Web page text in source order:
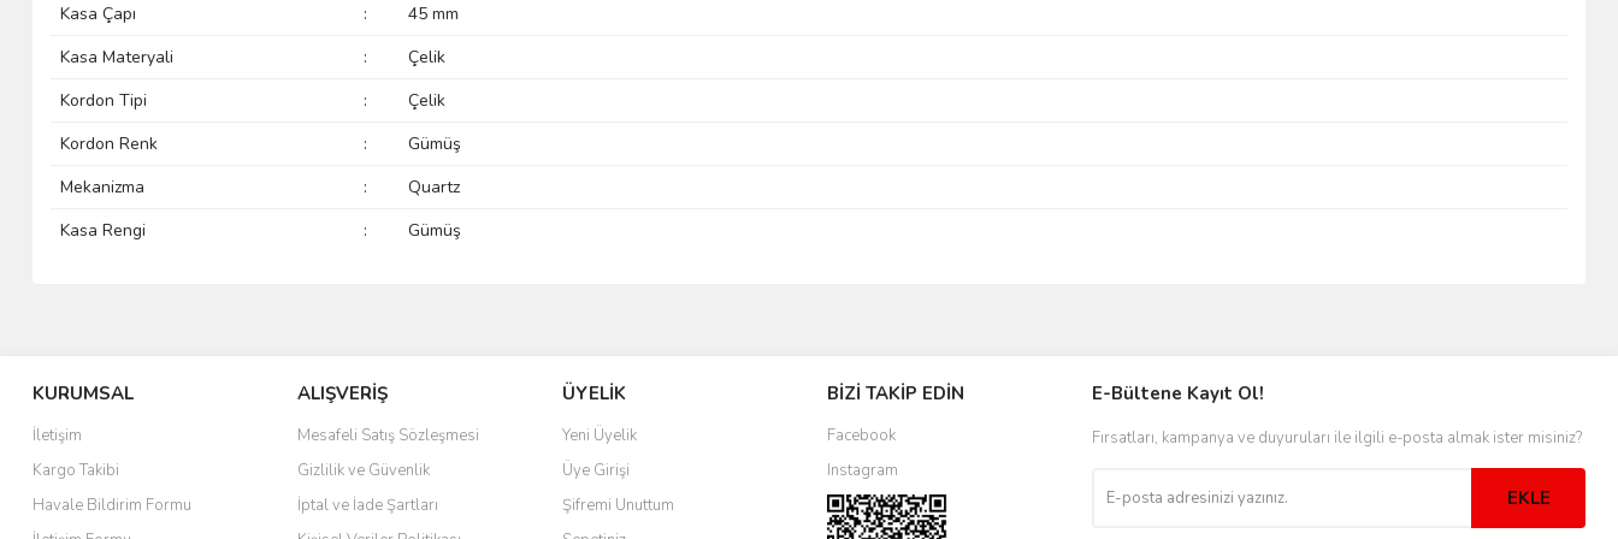
Kasa Çapı :
45 mm
Kasa Materyali
:
Çelik
Kordon Tipi
:
Çelik
Kordon Renk
:
Gümüş
Mekanizma
:
Quartz
Kasa Rengi
: Gümüş
KURUMSAL
İletişim
Kargo Takibi
Havale Bildirim Formu
ALIŞVERİŞ
Mesafeli Satış Sözleşmesi
Gizlilik ve Güvenlik
İptal ve İade Şartları
ÜYELİK
Yeni Üyelik
Üye Girişi
Şifremi Unuttum
BİZİ TAKİP EDİN
Facebook
Instagram
E-Bültene Kayıt Ol!
Fırsatları, kampanya ve duyuruları ile ilgili e-posta almak ister misiniz?
EKLE